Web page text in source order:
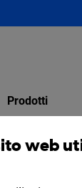
Prodotti
Libreria
web